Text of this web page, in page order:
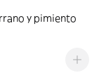
y pimiento